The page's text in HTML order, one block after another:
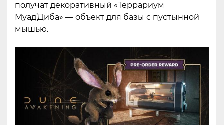
получат декоративный «Террариум
Муад’Диба» — объект для базы с пустынной
мышью.